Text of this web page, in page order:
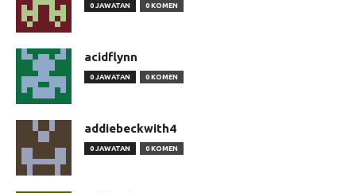
0 JAWATAN 0 KOMEN
acidflynn
0 JAWATAN 0 KOMEN
addiebeckwith4
0 JAWATAN 0 KOMEN